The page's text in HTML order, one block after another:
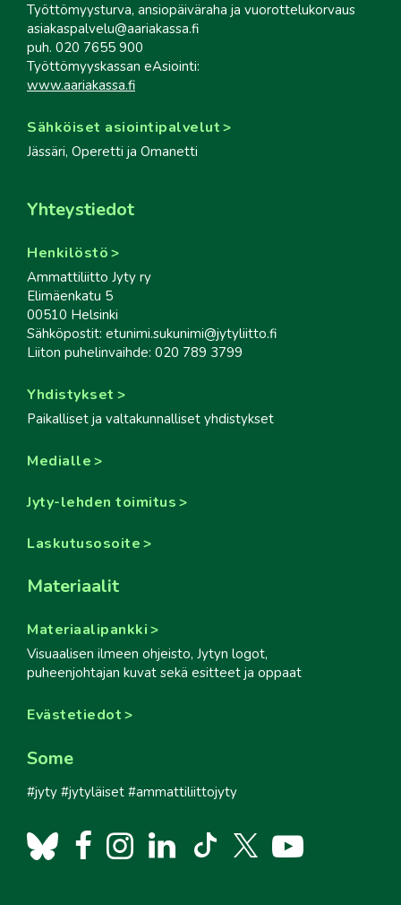
Työttömyysturva, ansiopäiväraha ja vuorottelukorvaus
asiakaspalvelu@aariakassa.fi
puh. 020 7655 900
Työttömyyskassan eAsiointi:
www.aariakassa.fi
Sähköiset asiointipalvelut
Jässäri, Operetti ja Omanetti
Yhteystiedot
Henkilöstö
Ammattiliitto Jyty ry
Elimäenkatu 5
00510 Helsinki
Sähköpostit: etunimi.sukunimi@jytyliitto.fi
Liiton puhelinvaihde: 020 789 3799
Yhdistykset
Paikalliset ja valtakunnalliset yhdistykset
Medialle
Jyty-lehden toimitus
Laskutusosoite
Materiaalit
Materiaalipankki
Visuaalisen ilmeen ohjeisto, Jytyn logot,
puheenjohtajan kuvat sekä esitteet ja oppaat
Evästetiedot
Some
#jyty #jytyläiset #ammattiliittojyty